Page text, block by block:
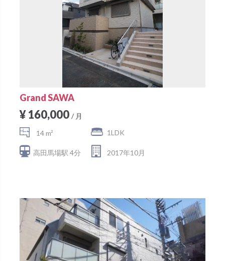
Grand SAWA
¥ 160,000 / 月
14 m²
高田馬場駅 4分
1LDK
2017年10月